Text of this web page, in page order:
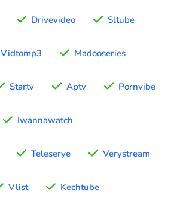
Drivevideo Sltube
Vidtomp3 Madooseries
Startv Aptv Pornvibe
Iwannawatch
Teleserye Verystream
Vlist Kechtube